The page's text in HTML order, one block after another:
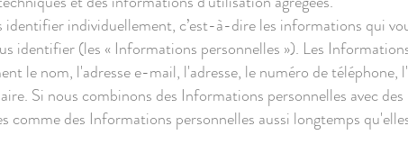
individuellement, c’est-à-dire les informations qui
identifier (les « Informations personnelles »). Les
le nom, l'adresse e-mail, l'adresse, le numéro de
Si nous combinons des Informations personnelles avec
des Informations personnelles aussi longtemps